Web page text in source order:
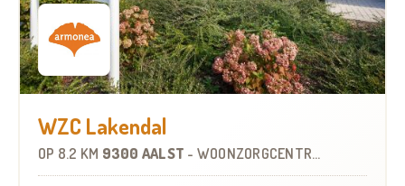
WZC Lakendal
OP 8.2 KM 9300 AALST - WOONZORGCENTRUM (WZC)